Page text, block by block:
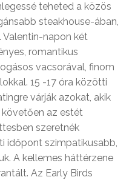
teheted a közös
steakhouse-ában,
Valentin-napon két
romantikus
vacsorával, finom
15 -17 óra közötti
várják azokat, akik
követően az estét
szeretnék
időpont szimpatikusabb,
A kellemes háttérzene
Az Early Birds